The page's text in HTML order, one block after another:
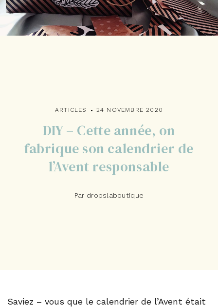
ARTICLES 24 NOVEMBRE 2020
DIY – Cette année, on
fabrique son calendrier de
l’Avent responsable
Par dropslaboutique
Saviez – vous que le calendrier de l’Avent était